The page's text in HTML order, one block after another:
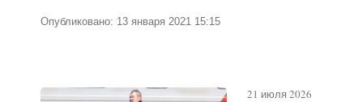
Опубликовано: 13 января 2021 15:15
21 июля 2026